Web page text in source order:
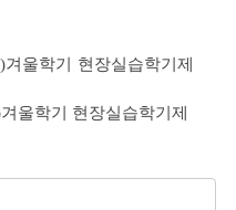
울학기 현장실습학기제
울학기 현장실습학기제